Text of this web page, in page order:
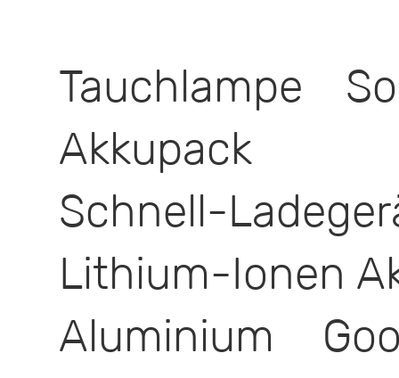
Tauchlampe
Akkupack
Schnell-
Lithium-Ionen
Aluminium